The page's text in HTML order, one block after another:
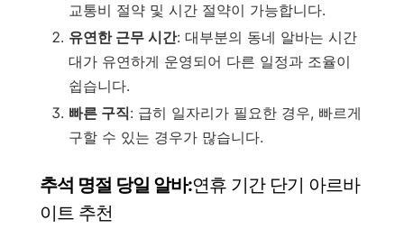
교통비 절약 및 시간 절약이 가능합니다.
유연한 근무 시간: 대부분의 동네 알바는 시간
대가 유연하게 운영되어 다른 일정과 조율이
쉽습니다.
빠른 구직: 급히 일자리가 필요한 경우, 빠르게
구할 수 있는 경우가 많습니다.
추석 명절 당일 알바:연휴 기간 단기 아르바
이트 추천